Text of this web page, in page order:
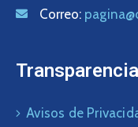
Correo:
Transparencia
Avisos de